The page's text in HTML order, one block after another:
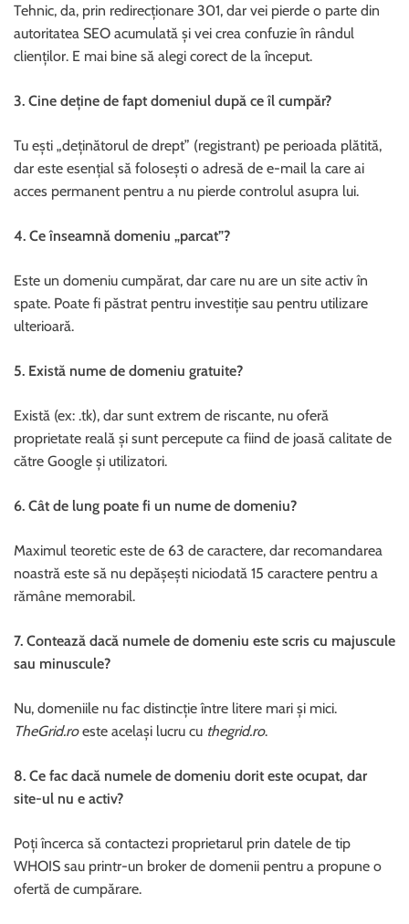
Tehnic, da, prin redirecționare 301, dar vei pierde o parte din
autoritatea SEO acumulată și vei crea confuzie în rândul
clienților. E mai bine să alegi corect de la început.
3. Cine deține de fapt domeniul după ce îl cumpăr?
Tu ești „deținătorul de drept” (registrant) pe perioada plătită,
dar este esențial să folosești o adresă de e-mail la care ai
acces permanent pentru a nu pierde controlul asupra lui.
4. Ce înseamnă domeniu „parcat”?
Este un domeniu cumpărat, dar care nu are un site activ în
spate. Poate fi păstrat pentru investiție sau pentru utilizare
ulterioară.
5. Există nume de domeniu gratuite?
Există (ex: .tk), dar sunt extrem de riscante, nu oferă
proprietate reală și sunt percepute ca fiind de joasă calitate de
către Google și utilizatori.
6. Cât de lung poate fi un nume de domeniu?
Maximul teoretic este de 63 de caractere, dar recomandarea
noastră este să nu depășești niciodată 15 caractere pentru a
rămâne memorabil.
7. Contează dacă numele de domeniu este scris cu majuscule
sau minuscule?
Nu, domeniile nu fac distincție între litere mari și mici.
TheGrid.roeste același lucru cu thegrid.ro.
8. Ce fac dacă numele de domeniu dorit este ocupat, dar
site-ul nu e activ?
Poți încerca să contactezi proprietarul prin datele de tip
WHOIS sau printr-un broker de domenii pentru a propune o
ofertă de cumpărare.